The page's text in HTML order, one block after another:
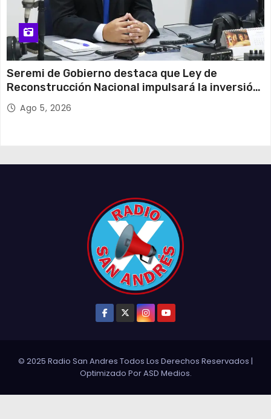
Seremi de Gobierno destaca que Ley de
Reconstrucción Nacional impulsará la inversión
y el empleo en Tarapacá
Ago 5, 2026
© 2025 Radio San Andres Todos Los Derechos Reservados |
Optimizado PorASD Medios.